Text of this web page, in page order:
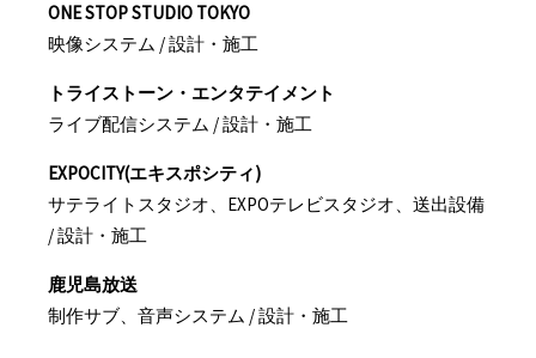
ONE STOP STUDIO TOKYO
映像システム / 設計・施工
トライストーン・エンタテイメント
ライブ配信システム / 設計・施工
EXPOCITY(エキスポシティ)
サテライトスタジオ、EXPOテレビスタジオ、送出設備
/ 設計・施工
鹿児島放送
制作サブ、音声システム / 設計・施工